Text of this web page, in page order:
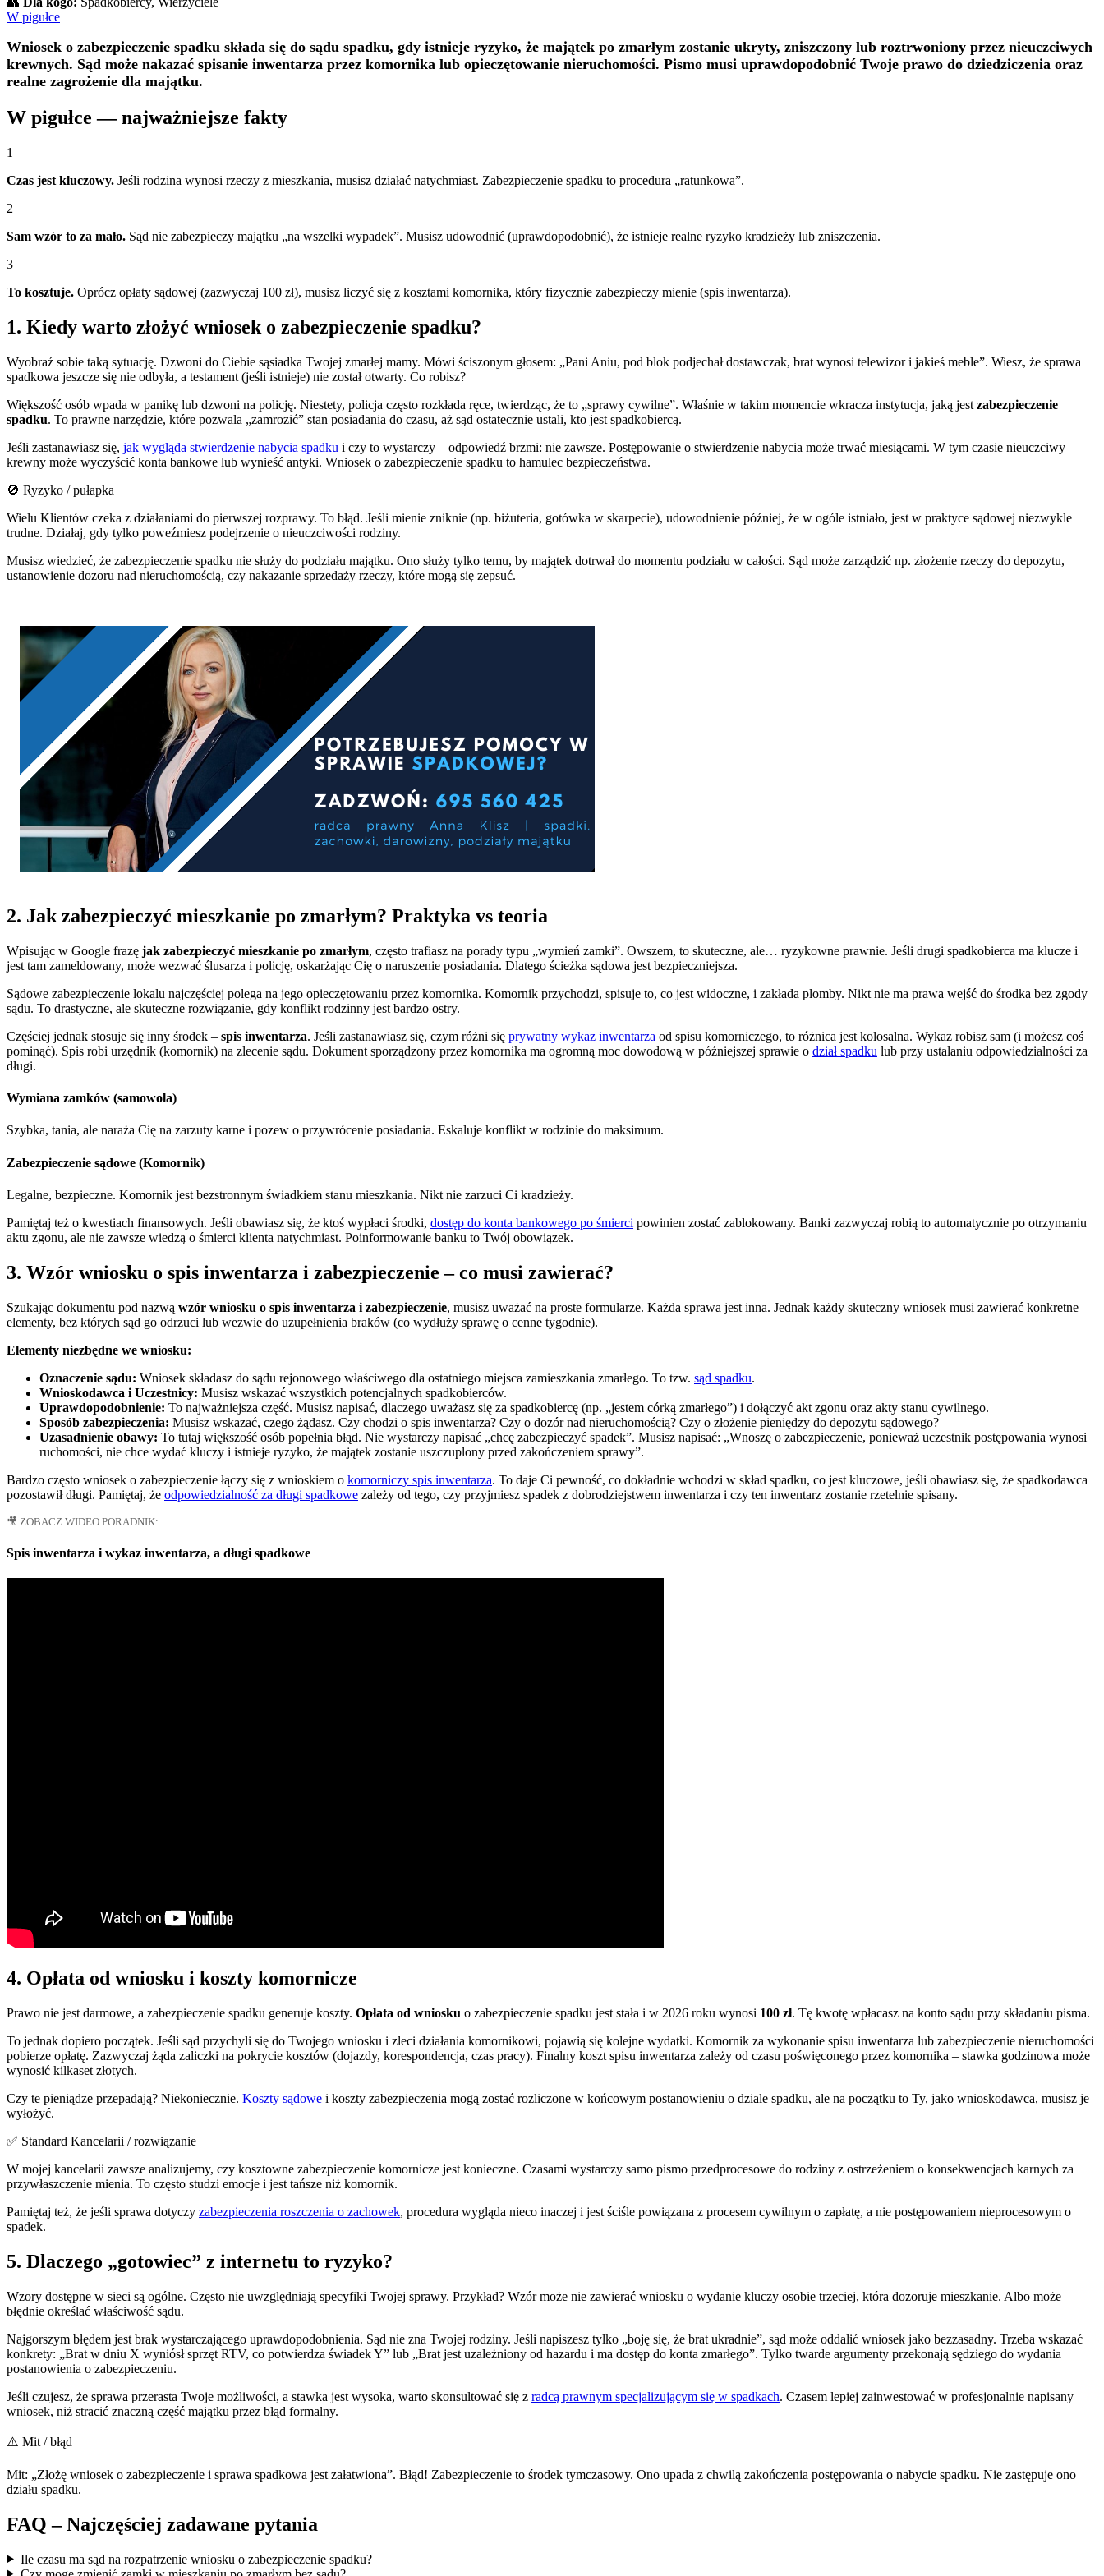
W pigułce
Wniosek o zabezpieczenie spadku składa się do sądu spadku, gdy istnieje ryzyko, że majątek po zmarłym zostanie ukryty, zniszczony lub roztrwoniony przez nieuczciwych
krewnych. Sąd może nakazać spisanie inwentarza przez komornika lub opieczętowanie nieruchomości. Pismo musi uprawdopodobnić Twoje prawo do dziedziczenia oraz
realne zagrożenie dla majątku.
W pigułce — najważniejsze fakty
1
Czas jest kluczowy. Jeśli rodzina wynosi rzeczy z mieszkania, musisz działać natychmiast. Zabezpieczenie spadku to procedura „ratunkowa”.
2
Sam wzór to za mało. Sąd nie zabezpieczy majątku „na wszelki wypadek”. Musisz udowodnić (uprawdopodobnić), że istnieje realne ryzyko kradzieży lub zniszczenia.
3
To kosztuje. Oprócz opłaty sądowej (zazwyczaj 100 zł), musisz liczyć się z kosztami komornika, który fizycznie zabezpieczy mienie (spis inwentarza).
1. Kiedy warto złożyć wniosek o zabezpieczenie spadku?
Wyobraź sobie taką sytuację. Dzwoni do Ciebie sąsiadka Twojej zmarłej mamy. Mówi ściszonym głosem: „Pani Aniu, pod blok podjechał dostawczak, brat wynosi telewizor i jakieś meble”. Wiesz, że sprawa
spadkowa jeszcze się nie odbyła, a testament (jeśli istnieje) nie został otwarty. Co robisz?
Większość osób wpada w panikę lub dzwoni na policję. Niestety, policja często rozkłada ręce, twierdząc, że to „sprawy cywilne”. Właśnie w takim momencie wkracza instytucja, jaką jest zabezpieczenie
spadku. To prawne narzędzie, które pozwala „zamrozić” stan posiadania do czasu, aż sąd ostatecznie ustali, kto jest spadkobiercą.
Jeśli zastanawiasz się, jak wygląda stwierdzenie nabycia spadku i czy to wystarczy – odpowiedź brzmi: nie zawsze. Postępowanie o stwierdzenie nabycia może trwać miesiącami. W tym czasie nieuczciwy
krewny może wyczyścić konta bankowe lub wynieść antyki. Wniosek o zabezpieczenie spadku to hamulec bezpieczeństwa.
🚫 Ryzyko / pułapka
Wielu Klientów czeka z działaniami do pierwszej rozprawy. To błąd. Jeśli mienie zniknie (np. biżuteria, gotówka w skarpecie), udowodnienie później, że w ogóle istniało, jest w praktyce sądowej niezwykle
trudne. Działaj, gdy tylko poweźmiesz podejrzenie o nieuczciwości rodziny.
Musisz wiedzieć, że zabezpieczenie spadku nie służy do podziału majątku. Ono służy tylko temu, by majątek dotrwał do momentu podziału w całości. Sąd może zarządzić np. złożenie rzeczy do depozytu,
ustanowienie dozoru nad nieruchomością, czy nakazanie sprzedaży rzeczy, które mogą się zepsuć.
2. Jak zabezpieczyć mieszkanie po zmarłym? Praktyka vs teoria
Wpisując w Google frazę jak zabezpieczyć mieszkanie po zmarłym, często trafiasz na porady typu „wymień zamki”. Owszem, to skuteczne, ale… ryzykowne prawnie. Jeśli drugi spadkobierca ma klucze i
jest tam zameldowany, może wezwać ślusarza i policję, oskarżając Cię o naruszenie posiadania. Dlatego ścieżka sądowa jest bezpieczniejsza.
Sądowe zabezpieczenie lokalu najczęściej polega na jego opieczętowaniu przez komornika. Komornik przychodzi, spisuje to, co jest widoczne, i zakłada plomby. Nikt nie ma prawa wejść do środka bez zgody
sądu. To drastyczne, ale skuteczne rozwiązanie, gdy konflikt rodzinny jest bardzo ostry.
Częściej jednak stosuje się inny środek – spis inwentarza. Jeśli zastanawiasz się, czym różni się prywatny wykaz inwentarza od spisu komorniczego, to różnica jest kolosalna. Wykaz robisz sam (i możesz coś
pominąć). Spis robi urzędnik (komornik) na zlecenie sądu. Dokument sporządzony przez komornika ma ogromną moc dowodową w późniejszej sprawie o dział spadku lub przy ustalaniu odpowiedzialności za
długi.
Wymiana zamków (samowola)
Szybka, tania, ale naraża Cię na zarzuty karne i pozew o przywrócenie posiadania. Eskaluje konflikt w rodzinie do maksimum.
Zabezpieczenie sądowe (Komornik)
Legalne, bezpieczne. Komornik jest bezstronnym świadkiem stanu mieszkania. Nikt nie zarzuci Ci kradzieży.
Pamiętaj też o kwestiach finansowych. Jeśli obawiasz się, że ktoś wypłaci środki, dostęp do konta bankowego po śmierci powinien zostać zablokowany. Banki zazwyczaj robią to automatycznie po otrzymaniu
aktu zgonu, ale nie zawsze wiedzą o śmierci klienta natychmiast. Poinformowanie banku to Twój obowiązek.
3. Wzór wniosku o spis inwentarza i zabezpieczenie – co musi zawierać?
Szukając dokumentu pod nazwą wzór wniosku o spis inwentarza i zabezpieczenie, musisz uważać na proste formularze. Każda sprawa jest inna. Jednak każdy skuteczny wniosek musi zawierać konkretne
elementy, bez których sąd go odrzuci lub wezwie do uzupełnienia braków (co wydłuży sprawę o cenne tygodnie).
Elementy niezbędne we wniosku:
Oznaczenie sądu: Wniosek składasz do sądu rejonowego właściwego dla ostatniego miejsca zamieszkania zmarłego. To tzw. sąd spadku.
Wnioskodawca i Uczestnicy: Musisz wskazać wszystkich potencjalnych spadkobierców.
Uprawdopodobnienie: To najważniejsza część. Musisz napisać, dlaczego uważasz się za spadkobiercę (np. „jestem córką zmarłego”) i dołączyć akt zgonu oraz akty stanu cywilnego.
Sposób zabezpieczenia: Musisz wskazać, czego żądasz. Czy chodzi o spis inwentarza? Czy o dozór nad nieruchomością? Czy o złożenie pieniędzy do depozytu sądowego?
Uzasadnienie obawy: To tutaj większość osób popełnia błąd. Nie wystarczy napisać „chcę zabezpieczyć spadek”. Musisz napisać: „Wnoszę o zabezpieczenie, ponieważ uczestnik postępowania wynosi
ruchomości, nie chce wydać kluczy i istnieje ryzyko, że majątek zostanie uszczuplony przed zakończeniem sprawy”.
Bardzo często wniosek o zabezpieczenie łączy się z wnioskiem o komorniczy spis inwentarza. To daje Ci pewność, co dokładnie wchodzi w skład spadku, co jest kluczowe, jeśli obawiasz się, że spadkodawca
pozostawił długi. Pamiętaj, że odpowiedzialność za długi spadkowe zależy od tego, czy przyjmiesz spadek z dobrodziejstwem inwentarza i czy ten inwentarz zostanie rzetelnie spisany.
🎥 ZOBACZ WIDEO PORADNIK:
Spis inwentarza i wykaz inwentarza, a długi spadkowe
4. Opłata od wniosku i koszty komornicze
Prawo nie jest darmowe, a zabezpieczenie spadku generuje koszty. Opłata od wniosku o zabezpieczenie spadku jest stała i w 2026 roku wynosi 100 zł. Tę kwotę wpłacasz na konto sądu przy składaniu pisma.
To jednak dopiero początek. Jeśli sąd przychyli się do Twojego wniosku i zleci działania komornikowi, pojawią się kolejne wydatki. Komornik za wykonanie spisu inwentarza lub zabezpieczenie nieruchomości
pobierze opłatę. Zazwyczaj żąda zaliczki na pokrycie kosztów (dojazdy, korespondencja, czas pracy). Finalny koszt spisu inwentarza zależy od czasu poświęconego przez komornika – stawka godzinowa może
wynosić kilkaset złotych.
Czy te pieniądze przepadają? Niekoniecznie. Koszty sądowe i koszty zabezpieczenia mogą zostać rozliczone w końcowym postanowieniu o dziale spadku, ale na początku to Ty, jako wnioskodawca, musisz je
wyłożyć.
✅ Standard Kancelarii / rozwiązanie
W mojej kancelarii zawsze analizujemy, czy kosztowne zabezpieczenie komornicze jest konieczne. Czasami wystarczy samo pismo przedprocesowe do rodziny z ostrzeżeniem o konsekwencjach karnych za
przywłaszczenie mienia. To często studzi emocje i jest tańsze niż komornik.
Pamiętaj też, że jeśli sprawa dotyczy zabezpieczenia roszczenia o zachowek, procedura wygląda nieco inaczej i jest ściśle powiązana z procesem cywilnym o zapłatę, a nie postępowaniem nieprocesowym o
spadek.
5. Dlaczego „gotowiec” z internetu to ryzyko?
Wzory dostępne w sieci są ogólne. Często nie uwzględniają specyfiki Twojej sprawy. Przykład? Wzór może nie zawierać wniosku o wydanie kluczy osobie trzeciej, która dozoruje mieszkanie. Albo może
błędnie określać właściwość sądu.
Najgorszym błędem jest brak wystarczającego uprawdopodobnienia. Sąd nie zna Twojej rodziny. Jeśli napiszesz tylko „boję się, że brat ukradnie”, sąd może oddalić wniosek jako bezzasadny. Trzeba wskazać
konkrety: „Brat w dniu X wyniósł sprzęt RTV, co potwierdza świadek Y” lub „Brat jest uzależniony od hazardu i ma dostęp do konta zmarłego”. Tylko twarde argumenty przekonają sędziego do wydania
postanowienia o zabezpieczeniu.
Jeśli czujesz, że sprawa przerasta Twoje możliwości, a stawka jest wysoka, warto skonsultować się z radcą prawnym specjalizującym się w spadkach. Czasem lepiej zainwestować w profesjonalnie napisany
wniosek, niż stracić znaczną część majątku przez błąd formalny.
⚠️ Mit / błąd
Mit: „Złożę wniosek o zabezpieczenie i sprawa spadkowa jest załatwiona”. Błąd! Zabezpieczenie to środek tymczasowy. Ono upada z chwilą zakończenia postępowania o nabycie spadku. Nie zastępuje ono
działu spadku.
FAQ – Najczęściej zadawane pytania
Ile czasu ma sąd na rozpatrzenie wniosku o zabezpieczenie spadku?